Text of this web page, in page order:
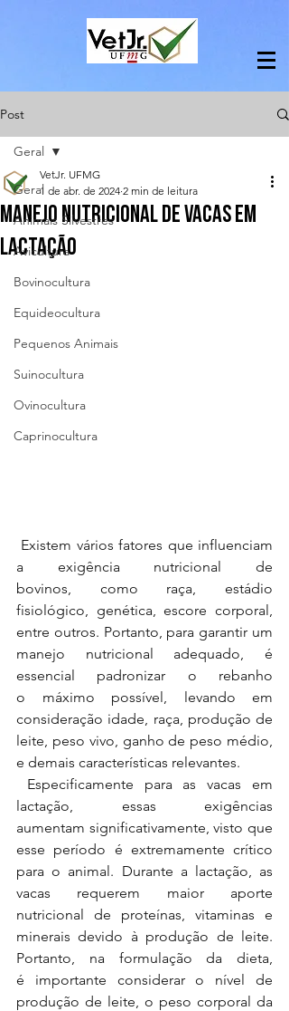
Post
Geral
Animais Silvestres
Avicultura
Bovinocultura
Equideocultura
Pequenos Animais
Suinocultura
Ovinocultura
Caprinocultura
Geral
Manejo Nutricional de vacas em
lactação
VetJr. UFMG
1 de abr. de 2024 2 min de leitura
a exigência nutricional de
bovinos,
como raça, estádio
fisiológico, genética, escore corporal,
entre outros. Portanto, para garantir um
manejo nutricional adequado, é
essencial padronizar o rebanho
o
máximo possível, levando em
consideração idade, raça, produção de
leite, peso vivo, ganho de peso médio,
e demais características relevantes.
Especificamente para as vacas em
lactação, essas exigências
aumentam significativamente, visto que
esse período é extremamente crítico
para o animal. Durante a lactação, as
vacas requerem maior aporte
nutricional de proteínas,
vitaminas e
minerais devido à produção de leite.
Portanto, na formulação da dieta,
é
importante considerar o nível de
produção de leite, o peso corporal da